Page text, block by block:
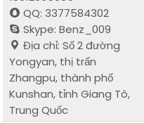
QQ: 3377584302
Skype: Benz_009
Địa chỉ: Số 2 đường
Yongyan, thị trấn
Zhangpu, thành phố
Kunshan, tỉnh Giang Tô,
Trung Quốc